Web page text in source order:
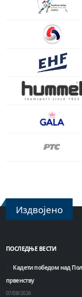
Издвојено
ПОСЛЕДЊЕ ВЕСТИ
Кадети победом над
првенству
07/08/2026